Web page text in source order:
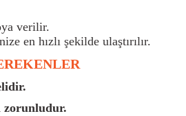
verilir.
en hızlı şekilde ulaştırılır.
zorunludur.